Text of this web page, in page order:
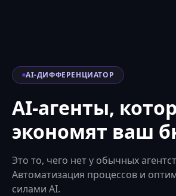
AI-ДИФФЕРЕНЦИАТОР
AI-агенты,
экономят ваш
Это то, чего нет у обычных
Автоматизация процессов и
силами AI.